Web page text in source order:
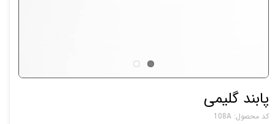
پابند گلیمی
کد محصول: 108A